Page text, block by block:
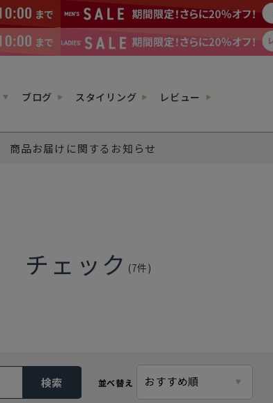
ブログ スタイリング レビュー
商品お届けに関するお知らせ
チェック (7件)
検索 並べ替え おすすめ順